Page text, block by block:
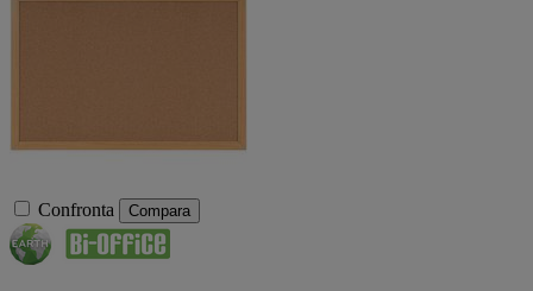
Confronta Compara